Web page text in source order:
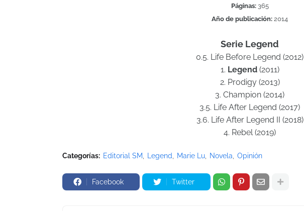
Páginas: 365
Año de publicación: 2014
Serie Legend
0.5. Life Before Legend (2012)
1. Legend(2011)
2. Prodigy (2013)
3. Champion (2014)
3.5. Life After Legend (2017)
3.6. Life After Legend II (2018)
4. Rebel (2019)
Categorías: Editorial SM Legend Marie Lu Novela Opinión
Facebook Twitter